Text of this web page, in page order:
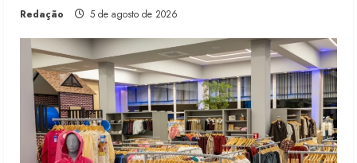
Redação 5 de agosto de 2026